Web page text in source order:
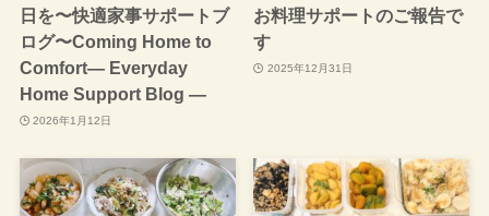
日を〜快適家事サポートブ
ログ〜Coming Home to
Comfort— Everyday
Home Support Blog —
2026年1月12日
お料理サポートのご報告で
す
2025年12月31日